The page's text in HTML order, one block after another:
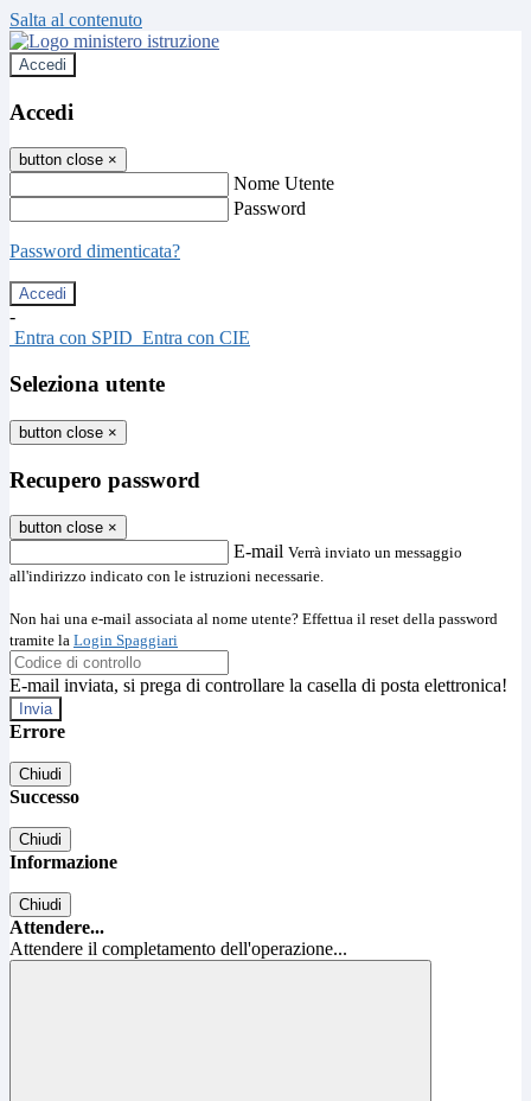
Salta al contenuto
Accedi
Accedi
button close ×
Nome Utente
Password
Password dimenticata?
-
Entra con SPID Entra con CIE
Seleziona utente
button close ×
Recupero password
button close ×
E-mail Verrà inviato un messaggio
all'indirizzo indicato con le istruzioni necessarie.
Non hai una e-mail associata al nome utente? Effettua il reset della password
tramite la Login Spaggiari
E-mail inviata, si prega di controllare la casella di posta elettronica!
Errore
Chiudi
Successo
Chiudi
Informazione
Chiudi
Attendere...
Attendere il completamento dell'operazione...